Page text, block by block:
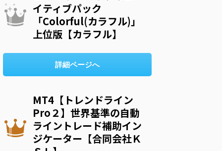
イティブパック
「Colorful(カラフル)」
上位版【カラフル】
詳細ページへ
MT4【トレンドライン
Pro２】世界基準の自動
ライントレード補助イン
ジケーター【合同会社Ｋ